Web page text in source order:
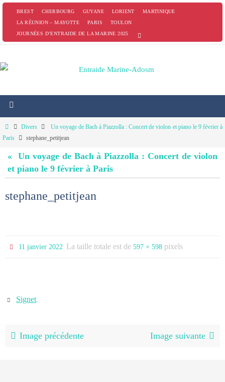
PasserBREST CHERBOURG GUYANE LORIENT
MARTINIQUE
LA RÉUNION – MAYOTTE
PARIS
TOULON
JOURNÉES D’ENTRAIDE DE LA MARINE 2025
HomeDivers
Un voyage de Bach à Piazzolla : Concert de violon et piano le 9 février à
Paris
stephane_petitjean
« Un voyage de Bach à Piazzolla : Concert de violon
et piano le 9 février à Paris
stephane_petitjean
11 janvier 2022 La taille totale est de597 × 598 pixels
Signet.
Image précédente Image suivante